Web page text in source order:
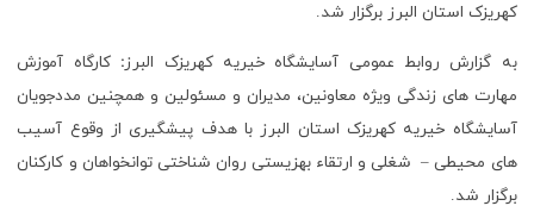
کهریزک استان البرز برگزار شد.
به گزارش روابط عمومی آسایشگاه خیریه کهریزک البرز:کارگاه آموزش
مهارت های زندگی ویژه معاونین، مدیران و مسئولین و همچنین مددجویان
آسایشگاه خیریه کهریزک استان البرز با هدف پیشگیری از وقوع آسیب
های محیطی – شغلی و ارتقاء بهزیستی روان شناختی توانخواهان و کارکنان
برگزار شد.